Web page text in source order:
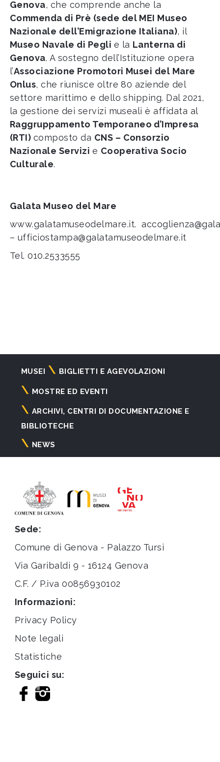
Genova, che comprende anche la
Commenda di Prè (sede del MEI Museo
Nazionale dell’Emigrazione Italiana), il
Museo Navale di Pegli e la Lanterna di
Genova. A sostegno dell’Istituzione opera
l’Associazione Promotori Musei del Mare
Onlus, che riunisce oltre 80 aziende del
settore marittimo e dello shipping. Dal 2021,
la gestione dei servizi museali è affidata al
Raggruppamento Temporaneo d’Impresa
(RTI) composto da CNS – Consorzio
Nazionale Servizi e Cooperativa Socio
Culturale.
Galata Museo del Mare
www.galatamuseodelmare.it.
– ufficiostampa@galatamuseodelmare.it
Tel. 010.2533555
Navigazione
principale
MUSEI BIGLIETTI E AGEVOLAZIONI
MOSTRE ED EVENTI
ARCHIVI, CENTRI DI DOCUMENTAZIONE E
BIBLIOTECHE
NEWS
Sede:
Comune di Genova - Palazzo Tursi
Via Garibaldi 9 - 16124 Genova
C.F. / P.iva 00856930102
Informazioni:
Privacy Policy
Note legali
Statistiche
Seguici su: